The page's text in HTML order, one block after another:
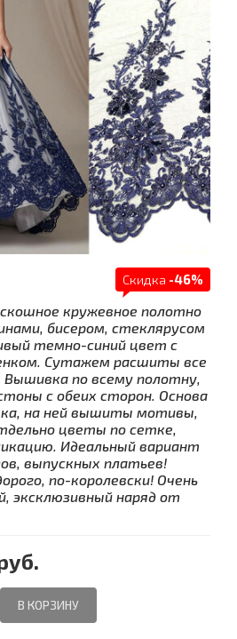
Скидка -46%
кружевное полотно
бисером, стеклярусом
темно-синий цвет с
Сутажем расшиты все
по всему полотну,
с обеих сторон. Основа
на ней вышиты мотивы,
цветы по сетке,
Идеальный вариант
выпускных платьев!
по-королевски! Очень
эксклюзивный наряд от